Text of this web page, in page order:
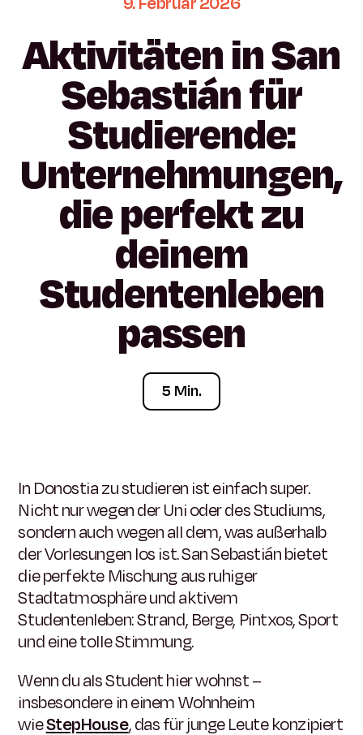
AktivitäteninSan
Sebastiánfür
Studierende:
Unternehmungen,
dieperfektzu
deinem
Studentenleben
passen
5 Min.
In Donostia zu studieren ist einfach super.
Nicht nur wegen der Uni oder des Studiums,
sondern auch wegen all dem, was außerhalb
der Vorlesungen los ist. San Sebastián bietet
die perfekte Mischung aus ruhiger
Stadtatmosphäre und aktivem
Studentenleben: Strand, Berge, Pintxos, Sport
und eine tolle Stimmung.
Wenn du als Student hier wohnst –
insbesondere in einem Wohnheim
wieStepHouse,das für junge Leute konzipiert